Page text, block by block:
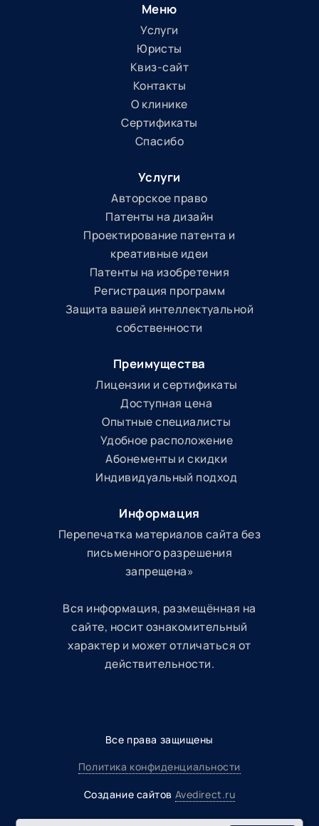
Меню
Услуги
Юристы
Квиз-сайт
Контакты
О клинике
Сертификаты
Спасибо
Услуги
Авторское право
Патенты на дизайн
Проектирование патента и
креативные идеи
Патенты на изобретения
Регистрация программ
Защита вашей интеллектуальной
собственности
Преимущества
Лицензии и сертификаты
Доступная цена
Опытные специалисты
Удобное расположение
Абонементы и скидки
Индивидуальный подход
Информация
Перепечатка материалов сайта без
письменного разрешения
запрещена»
Вся информация, размещённая на
сайте, носит ознакомительный
характер и может отличаться от
действительности.
Все права защищены
Политика конфиденциальности
Создание сайтов Avedirect.ru